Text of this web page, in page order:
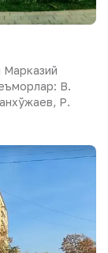
Марказий
В.
Р.